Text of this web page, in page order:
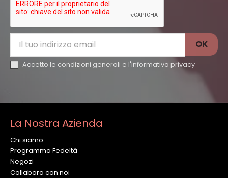
Accetto le condizioni generali e l'informativa privacy
La Nostra Azienda
Chi siamo
Programma Fedeltà
Negozi
Collabora con noi